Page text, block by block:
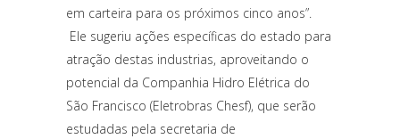
em carteira para os próximos cinco anos”.
Ele sugeriu ações específicas do estado para
atração destas industrias, aproveitando o
potencial da Companhia Hidro Elétrica do
São Francisco (Eletrobras Chesf), que serão
estudadas pela secretaria de